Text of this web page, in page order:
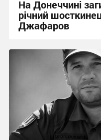
На Донеччині
річний
Джафаров
13:15 сьогодні